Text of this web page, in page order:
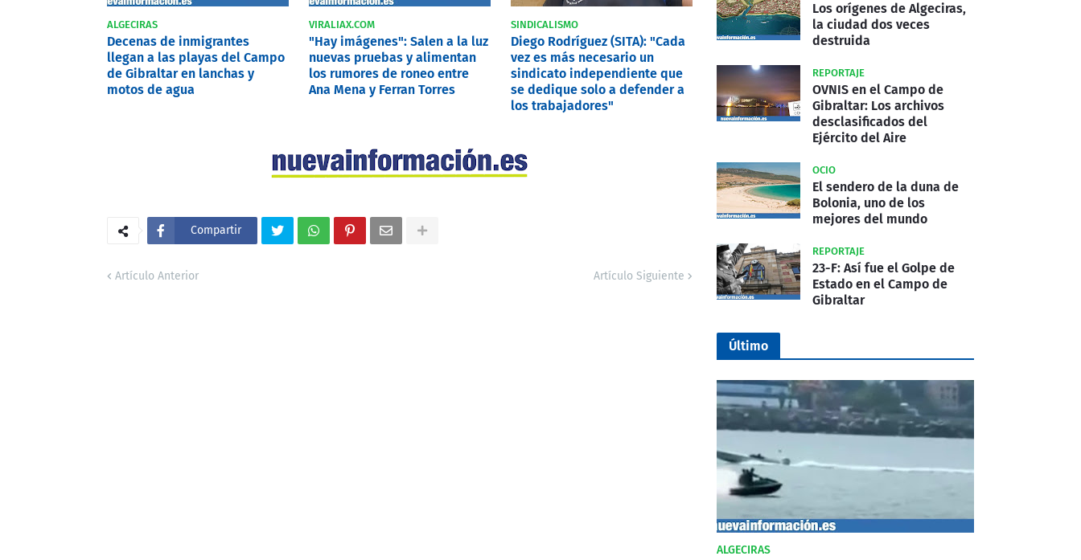
ALGECIRAS
Decenas de inmigrantes
llegan a las playas del Campo
de Gibraltar en lanchas y
motos de agua
VIRALIAX.COM
"Hay imágenes": Salen a la luz
nuevas pruebas y alimentan
los rumores de roneo entre
Ana Mena y Ferran Torres
SINDICALISMO
Diego Rodríguez (SITA): "Cada
vez es más necesario un
sindicato independiente que
se dedique solo a defender a
los trabajadores"
Compartir
Artículo Anterior Artículo Siguiente
Los orígenes de Algeciras,
la ciudad dos veces
destruida
REPORTAJE
OVNIS en el Campo de
Gibraltar: Los archivos
desclasificados del
Ejército del Aire
OCIO
El sendero de la duna de
Bolonia, uno de los
mejores del mundo
REPORTAJE
23-F: Así fue el Golpe de
Estado en el Campo de
Gibraltar
Último
ALGECIRAS